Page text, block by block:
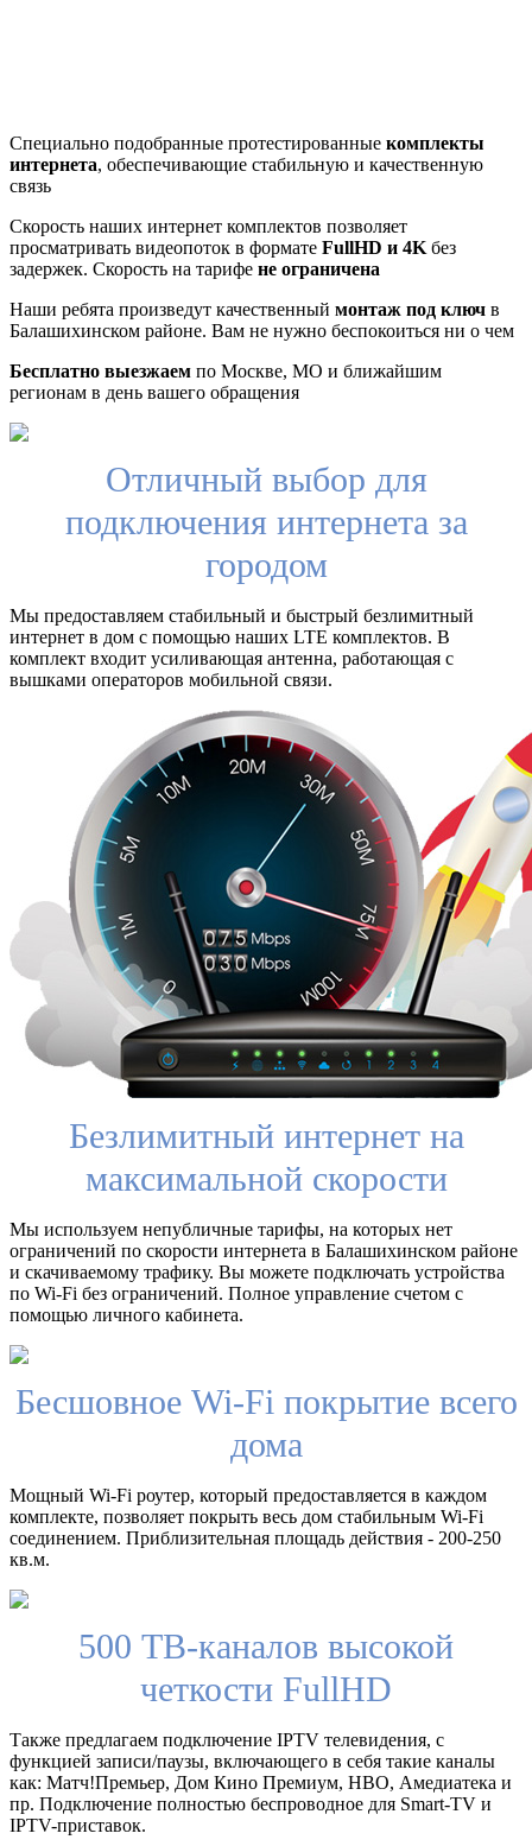
Специально подобранные протестированные комплекты
интернета, обеспечивающие стабильную и качественную
связь
Скорость наших интернет комплектов позволяет
просматривать видеопоток в формате FullHD и 4K без
задержек. Скорость на тарифе не ограничена
Наши ребята произведут качественный монтаж под ключ в
Балашихинском районе. Вам не нужно беспокоиться ни о чем
Бесплатно выезжаем по Москве, МО и ближайшим
регионам в день вашего обращения
Отличный выбор для
подключения интернета за
городом
Мы предоставляем стабильный и быстрый безлимитный
интернет в дом с помощью наших LTE комплектов. В
комплект входит усиливающая антенна, работающая с
вышками операторов мобильной связи.
Безлимитный интернет на
максимальной скорости
Мы используем непубличные тарифы, на которых нет
ограничений по скорости интернета в Балашихинском районе
и скачиваемому трафику. Вы можете подключать устройства
по Wi-Fi без ограничений. Полное управление счетом с
помощью личного кабинета.
Бесшовное Wi-Fi покрытие всего
дома
Мощный Wi-Fi роутер, который предоставляется в каждом
комплекте, позволяет покрыть весь дом стабильным Wi-Fi
соединением. Приблизительная площадь действия - 200-250
кв.м.
500 ТВ-каналов высокой
четкости FullHD
Также предлагаем подключение IPTV телевидения, с
функцией записи/паузы, включающего в себя такие каналы
как: Матч!Премьер, Дом Кино Премиум, HBO, Амедиатека и
пр. Подключение полностью беспроводное для Smart-TV и
IPTV-приставок.